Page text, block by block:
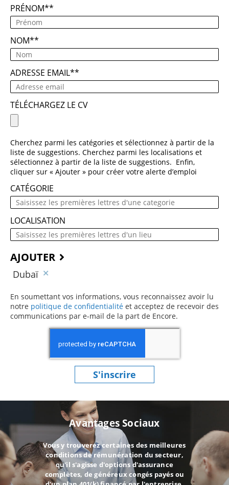
PRÉNOM*
NOM*
ADRESSE EMAIL*
TÉLÉCHARGEZ LE CV
Cherchez parmi les catégories et sélectionnez à partir de la
liste de suggestions. Cherchez parmi les localisations et
sélectionnez à partir de la liste de suggestions. Enfin,
cliquer sur « Ajouter » pour créer votre alerte d’emploi
CATÉGORIE
LOCALISATION
AJOUTER
Dubaï
En soumettant vos informations, vous reconnaissez avoir lu
notre politique de confidentialité (ce contenu s’ouvre dans
et acceptez de recevoir des
communications par e-mail de la part de Encore.
S'inscrire
Avantages Sociaux
Vous y trouverez certaines des meilleures
conditions de rémunération du secteur,
qu'il s'agisse d'options d'assurance
complètes, de généreux congés payés ou